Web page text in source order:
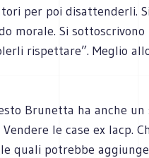
per poi disattenderli. Si
morale. Si
rispettare”. Meglio
Brunetta ha anche un
le case ex Iacp.
quali potrebbe